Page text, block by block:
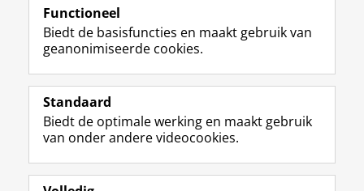
manier te reageren op economische en
maatschappelijke kwesties. Samen tillen wij
het leiderschap in uw organisatie naar een
Functioneel
Biedt de basisfuncties en maakt gebruik van
geanonimiseerde cookies.
Standaard
Biedt de optimale werking en maakt gebruik
van onder andere videocookies.